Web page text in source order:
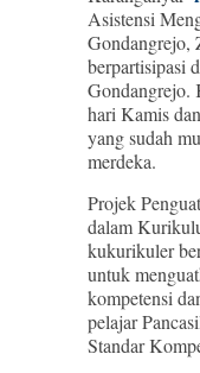
Asistensi
Gondangrejo,
berpartisipasi
Gondangrejo.
hari Kamis
yang sudah
merdeka.
Projek
dalam
kukurikuler
untuk
kompetensi
pelajar
Standar